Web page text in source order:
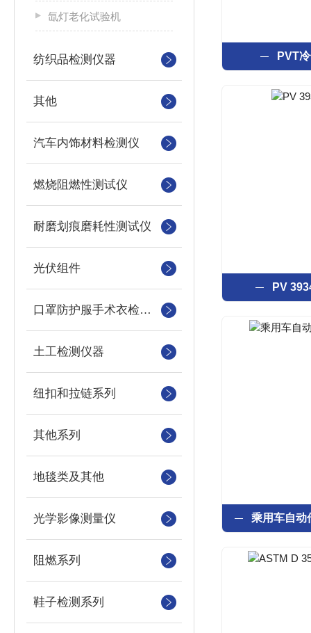
氙灯老化试验机
纺织品检测仪器
其他
汽车内饰材料检测仪
燃烧阻燃性测试仪
耐磨划痕磨耗性测试仪
光伏组件
口罩防护服手术衣检测设备
土工检测仪器
纽扣和拉链系列
其他系列
地毯类及其他
光学影像测量仪
阻燃系列
鞋子检测系列
PVT
PV